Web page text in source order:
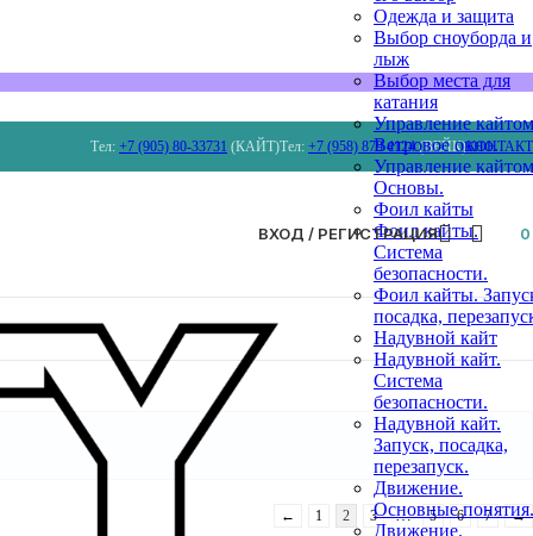
Тел: +7 (905) 80-33731 (КАЙТ)Тел: +7 (958) 879 4124(ВЕЙК)
ВХОД / РЕГИСТРАЦИЯ 0
Одежда и защита
Выбор сноуборда и
лыж
Выбор места для
катания
Управление
Ветровое окно.
Управление
Основы.
Фоил кайты
Фоил кайты.
Система
безопасности.
Фоил кайты.
посадка,
Надувной кайт
Надувной кайт.
Система
безопасности.
Надувной кайт.
Запуск, посадка,
перезапуск.
Движение.
Основные понятия.
Движение.
← 1 2 3 … 5 6 7 →